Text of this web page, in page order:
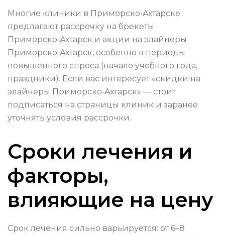
Многие клиники в Приморско‑Ахтарске
предлагают рассрочку на брекеты
Приморско‑Ахтарск и акции на элайнеры
Приморско‑Ахтарск, особенно в периоды
повышенного спроса (начало учебного года,
праздники). Если вас интересует «скидки на
элайнеры Приморско‑Ахтарск» — стоит
подписаться на страницы клиник и заранее
уточнять условия рассрочки.
Сроки лечения и
факторы,
влияющие на цену
Срок лечения сильно варьируется: от 6–8